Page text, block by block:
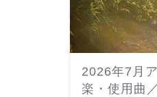
2026年7月
楽・使用曲